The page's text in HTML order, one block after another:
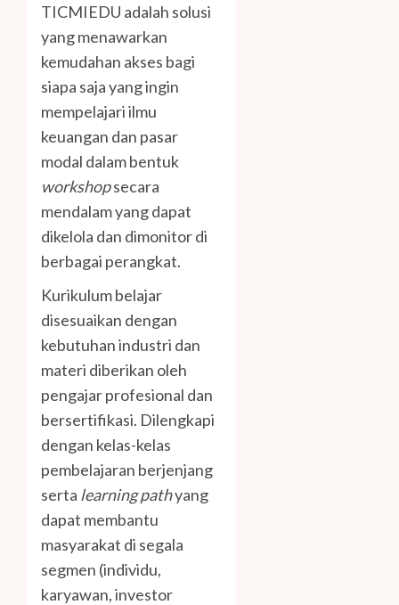
TICMIEDU adalah solusi
yang menawarkan
kemudahan akses bagi
siapa saja yang ingin
mempelajari ilmu
keuangan dan pasar
modal dalam bentuk
workshopsecara
mendalam yang dapat
dikelola dan dimonitor di
berbagai perangkat.
Kurikulum belajar
disesuaikan dengan
kebutuhan industri dan
materi diberikan oleh
pengajar profesional dan
bersertifikasi. Dilengkapi
dengan kelas-kelas
pembelajaran berjenjang
serta learning pathyang
dapat membantu
masyarakat di segala
segmen (individu,
karyawan, investor